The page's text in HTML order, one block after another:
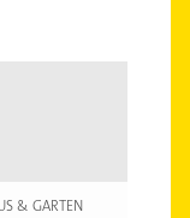
& GARTEN